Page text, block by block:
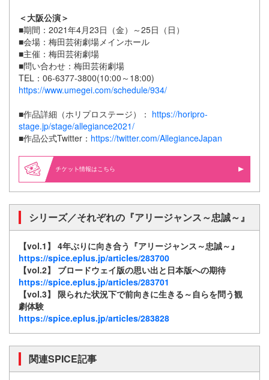
＜大阪公演＞
■期間：2021年4月23日（金）～25日（日）
■会場：梅田芸術劇場メインホール
■主催：梅田芸術劇場
■問い合わせ：梅田芸術劇場
TEL：06-6377-3800(10:00～18:00)
https://www.umegei.com/schedule/934/
■作品詳細（ホリプロステージ）： https://horipro-
stage.jp/stage/allegiance2021/
■作品公式Twitter： https://twitter.com/AllegianceJapan
情報はこちら
シリーズ／それぞれの『アリージャンス～忠誠～』
【vol.1】 4年ぶりに向き合う『アリージャンス～忠誠～』
https://spice.eplus.jp/articles/283700
【vol.2】 ブロードウェイ版の思い出と日本版への期待
https://spice.eplus.jp/articles/283701
【vol.3】 限られた状況下で前向きに生きる～自らを問う観
劇体験
https://spice.eplus.jp/articles/283828
関連SPICE記事